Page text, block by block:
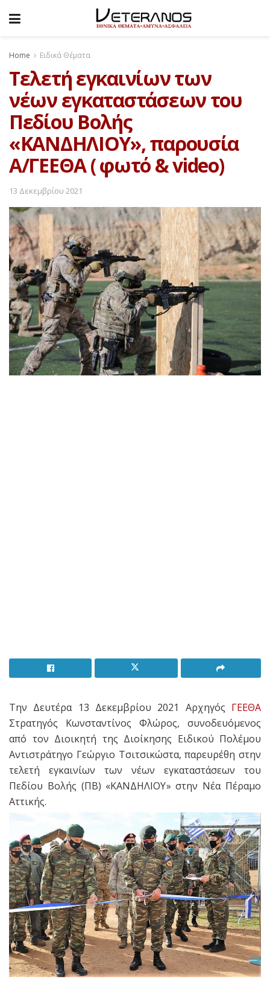
Home Ειδικά Θέματα
Τελετή εγκαινίων των
νέων εγκαταστάσεων του
Πεδίου Βολής
«ΚΑΝΔΗΛΙΟΥ», παρουσία
Α/ΓΕΕΘΑ ( φωτό & video)
13 Δεκεμβρίου 2021
Την Δευτέρα 13 Δεκεμβρίου 2021 Αρχηγός ΓΕΕΘΑ
Στρατηγός Κωνσταντίνος Φλώρος, συνοδευόμενος
από τον Διοικητή της Διοίκησης Ειδικού Πολέμου
Αντιστράτηγο Γεώργιο Τσιτσικώστα, παρευρέθη στην
τελετή εγκαινίων των νέων εγκαταστάσεων του
Πεδίου Βολής (ΠΒ) «ΚΑΝΔΗΛΙΟΥ» στην Νέα Πέραμο
Αττικής.